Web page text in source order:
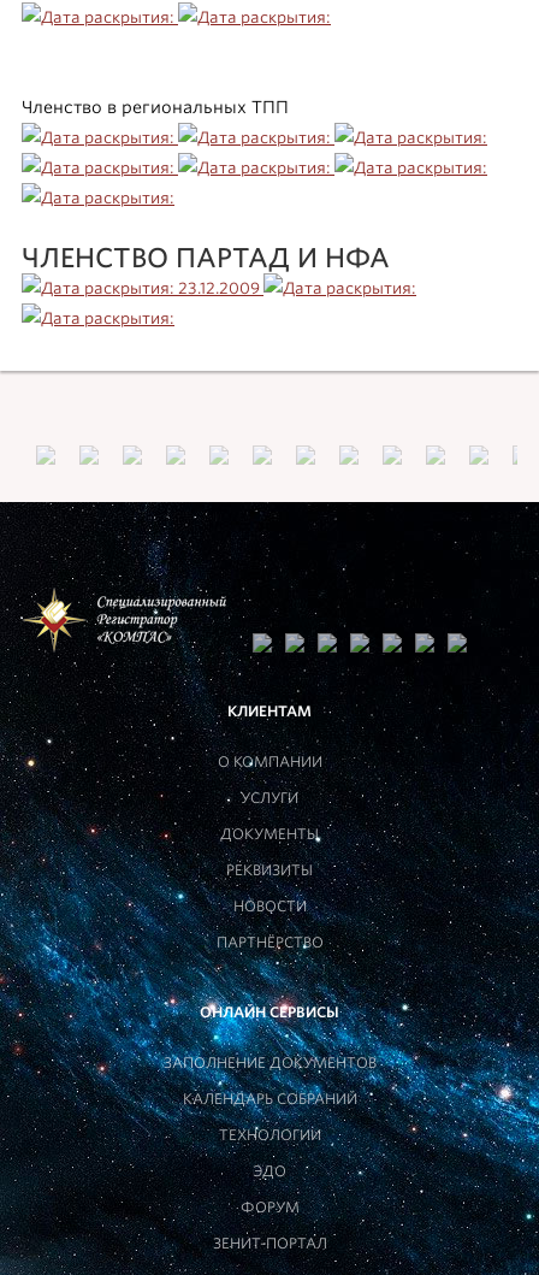
Членство в региональных ТПП
ЧЛЕНСТВО ПАРТАД И НФА
КЛИЕНТАМ
О КОМПАНИИ
УСЛУГИ
ДОКУМЕНТЫ
РЕКВИЗИТЫ
НОВОСТИ
ПАРТНЁРСТВО
ОНЛАЙН СЕРВИСЫ
ЗАПОЛНЕНИЕ ДОКУМЕНТОВ
КАЛЕНДАРЬ СОБРАНИЙ
ТЕХНОЛОГИИ
ЭДО
ФОРУМ
ЗЕНИТ-ПОРТАЛ